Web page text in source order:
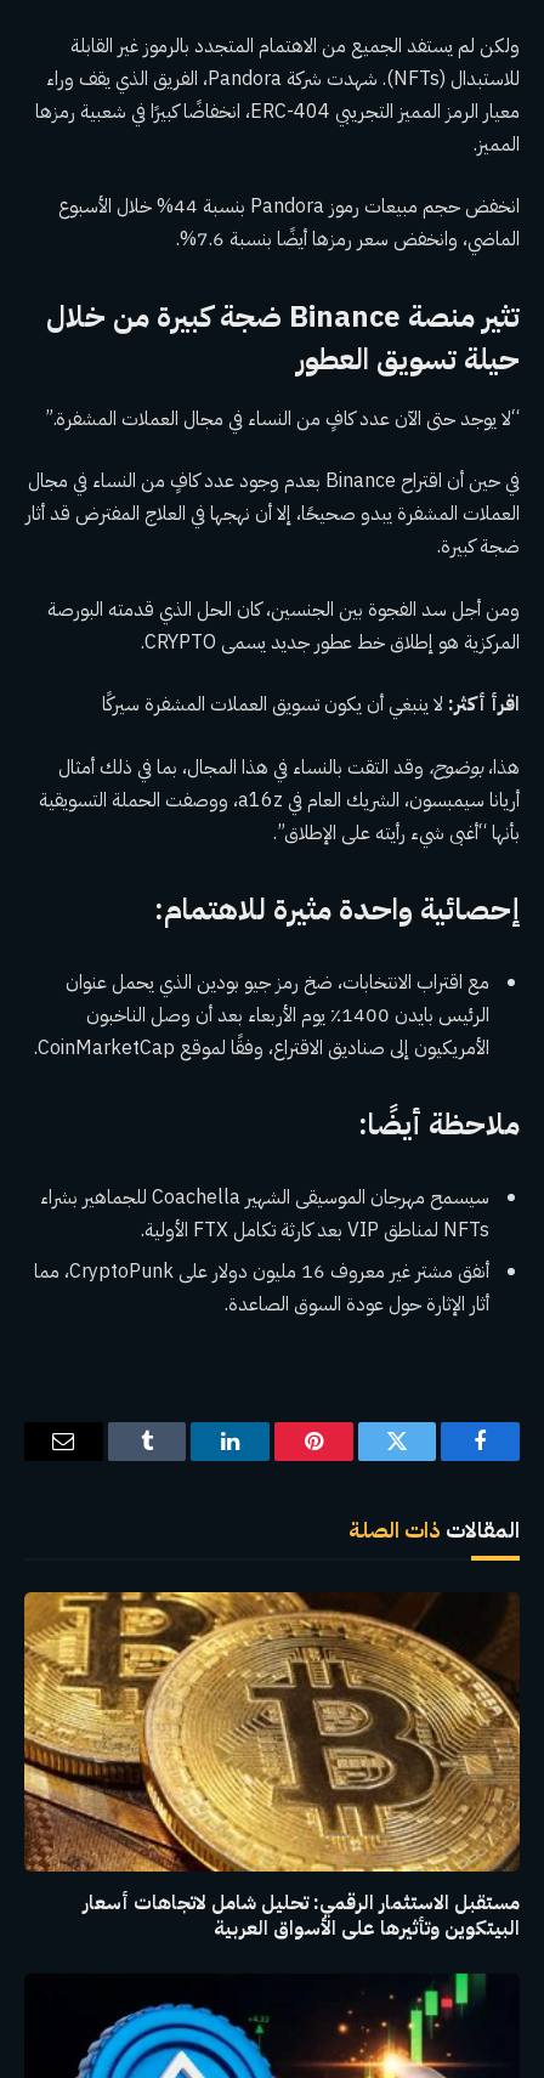
ولكن لم يستفد الجميع من الاهتمام المتجدد بالرموز غير القابلة
للاستبدال (NFTs). شهدت شركة Pandora، الفريق الذي يقف وراء
معيار الرمز المميز التجريبي ERC-404، انخفاضًا كبيرًا في شعبية رمزها
المميز.
انخفض حجم مبيعات رموز Pandora بنسبة 44% خلال الأسبوع
الماضي، وانخفض سعر رمزها أيضًا بنسبة 7.6%.
تثير منصة Binance ضجة كبيرة من خلال
حيلة تسويق العطور
“لا يوجد حتى الآن عدد كافٍ من النساء في مجال العملات المشفرة.”
في حين أن اقتراح Binance بعدم وجود عدد كافٍ من النساء في مجال
العملات المشفرة يبدو صحيحًا، إلا أن نهجها في العلاج المفترض قد أثار
ضجة كبيرة.
ومن أجل سد الفجوة بين الجنسين، كان الحل الذي قدمته البورصة
المركزية هو إطلاق خط عطور جديد يسمى CRYPTO.
اقرأ أكثر: لا ينبغي أن يكون تسويق العملات المشفرة سيركًا
هذا،بوضوح، وقد التقت بالنساء في هذا المجال، بما في ذلك أمثال
أريانا سيمبسون، الشريك العام في a16z، ووصفت الحملة التسويقية
بأنها “أغبى شيء رأيته على الإطلاق”.
إحصائية واحدة مثيرة للاهتمام:
مع اقتراب الانتخابات، ضخ رمز جيو بودين الذي يحمل عنوان
الرئيس بايدن 1400٪ يوم الأربعاء بعد أن وصل الناخبون
الأمريكيون إلى صناديق الاقتراع، وفقًا لموقع CoinMarketCap.
ملاحظة أيضًا:
سيسمح مهرجان الموسيقى الشهير Coachella للجماهير بشراء
NFTs لمناطق VIP بعد كارثة تكامل FTX الأولية.
أنفق مشتر غير معروف 16 مليون دولار على CryptoPunk، مما
أثار الإثارة حول عودة السوق الصاعدة.
فيسبوك تويتر بينتيريستلينكدإن Tumblr
البريد
المقالات ذات الصلة
مستقبل الاستثمار الرقمي: تحليل شامل لاتجاهات أسعار
البيتكوين وتأثيرها على الأسواق العربية